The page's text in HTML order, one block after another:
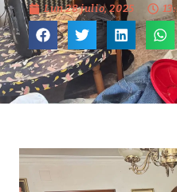
Lun 28 julio, 2025